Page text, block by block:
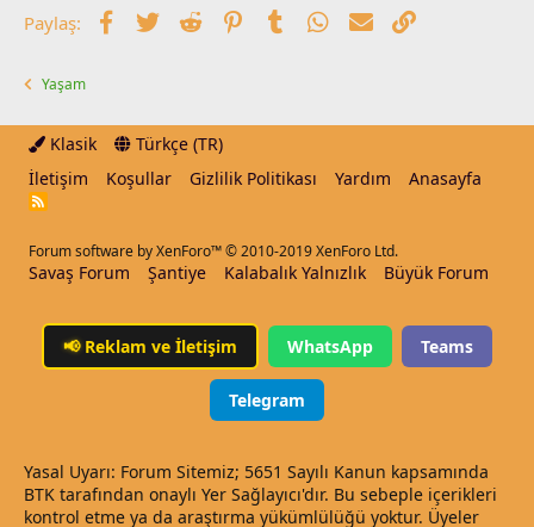
Paylaş: Facebook
TwitterReddit PinterestTumblrWhatsApp
E-postaLink
Yaşam
Klasik
Türkçe (TR)
İletişim
Koşullar Gizlilik Politikası Yardım Anasayfa
R
Forum software by XenForo™© 2010-2019 XenForo Ltd.
Savaş Forum Şantiye Kalabalık Yalnızlık Büyük Forum
📢Reklam ve İletişim WhatsApp Teams
Telegram
Yasal Uyarı: Forum Sitemiz; 5651 Sayılı Kanun kapsamında
BTK tarafından onaylı Yer Sağlayıcı'dır. Bu sebeple içerikleri
kontrol etme ya da araştırma yükümlülüğü yoktur. Üyeler